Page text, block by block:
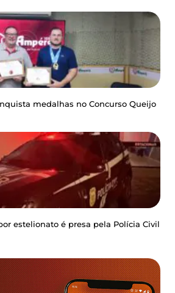
medalhas no Concurso Queijo
estelionato é presa pela Polícia Civil